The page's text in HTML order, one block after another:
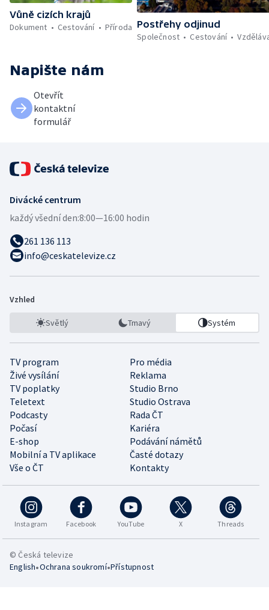
Vůně cizích krajů
Dokument
Cestování Příroda Postřehy odjinud
Společnost
Cestování
Napište nám
Otevřít
kontaktní
formulář
Divácké centrum
každý všední den:8:00—16:00 hodin
261 136 113
info@ceskatelevize.cz
Vzhled
Světlý Tmavý Systém
TV program
Pro média
Živé vysílání
Reklama
TV poplatky
Studio Brno
Teletext
Studio Ostrava
Podcasty
Rada ČT
Počasí
Kariéra
E-shop
Podávání námětů
Mobilní a TV aplikace
Časté dotazy
Vše o ČT
Kontakty
Instagram Facebook YouTube X Threads
© Česká televize
English•Ochrana soukromí•Přístupnost